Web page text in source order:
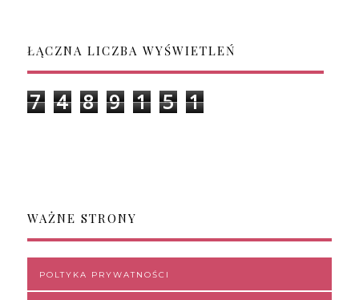
ŁĄCZNA LICZBA WYŚWIETLEŃ
7 4 8 9 1 5 1
WAŻNE STRONY
POLTYKA PRYWATNOŚCI